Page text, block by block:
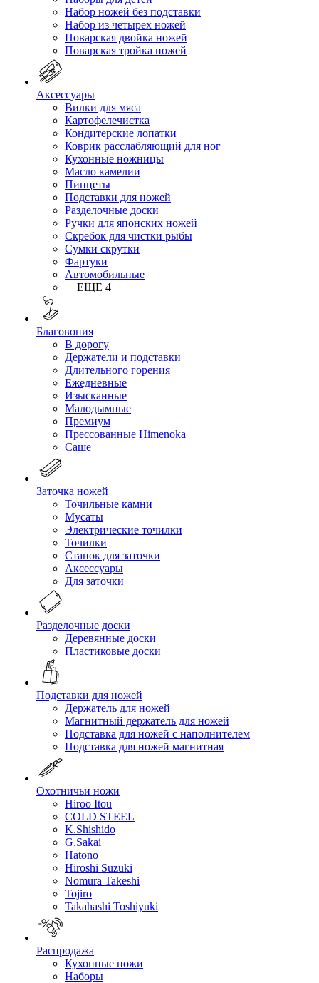
Набор ножей без подставки
Набор из четырех ножей
Поварская двойка ножей
Поварская тройка ножей
Аксессуары
Вилки для мяса
Картофелечистка
Кондитерские лопатки
Коврик расслабляющий для ног
Кухонные ножницы
Масло камелии
Пинцеты
Подставки для ножей
Разделочные доски
Ручки для японских ножей
Скребок для чистки рыбы
Сумки скрутки
Фартуки
Автомобильные
+ ЕЩЕ 4
Благовония
В дорогу
Держатели и подставки
Длительного горения
Ежедневные
Изысканные
Малодымные
Премиум
Прессованные Himenoka
Саше
Заточка ножей
Точильные камни
Мусаты
Электрические точилки
Точилки
Станок для заточки
Аксессуары
Для заточки
Разделочные доски
Деревянные доски
Пластиковые доски
Подставки для ножей
Держатель для ножей
Магнитный держатель для ножей
Подставка для ножей с наполнителем
Подставка для ножей магнитная
Охотничьи ножи
Hiroo Itou
COLD STEEL
K.Shishido
G.Sakai
Hatono
Hiroshi Suzuki
Nomura Takeshi
Tojiro
Takahashi Toshiyuki
Распродажа
Кухонные ножи
Наборы